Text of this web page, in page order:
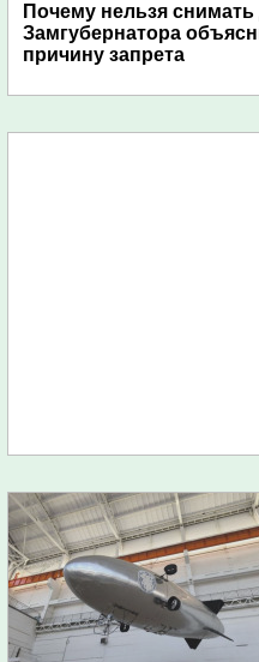
Почему нельзя
Замгубернатора
причину запрета